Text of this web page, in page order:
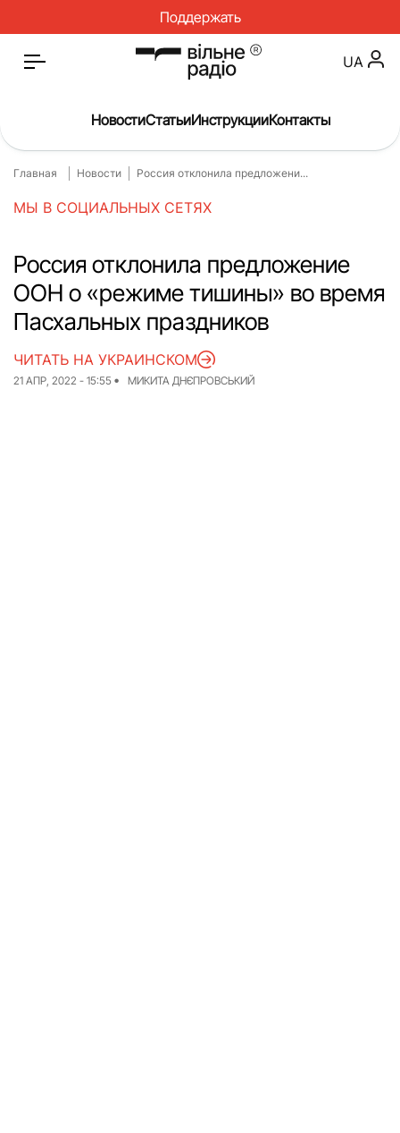
Поддержать
Главная
Новости
О нас
Инструкции
Спорт
Интервью
Досье
Репортаж
Блог
Проекты
UA
НовостиСтатьиИнструкцииКонтакты
Главная Новости Россия отклонила предложени...
МЫ В СОЦИАЛЬНЫХ СЕТЯХ
Россия отклонила предложение
ООН о «режиме тишины» во время
Пасхальных праздников
21 АПР, 2022 - 15:55 МИКИТА ДНЄПРОВСЬКИЙ
ЧИТАТЬ НА УКРАИНСКОМ